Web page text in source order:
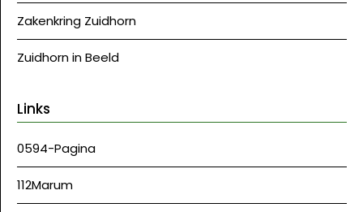
Zakenkring Zuidhorn
Zuidhorn in Beeld
Links
0594-Pagina
112Marum